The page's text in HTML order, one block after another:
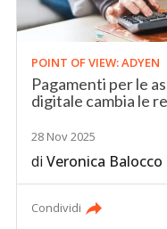
POINT OF VIEW: ADYEN
Pagamenti per le
digitale cambia le
28 Nov 2025
diVeronica Balocco
Condividi